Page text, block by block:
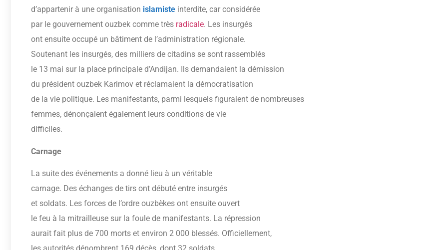
d’appartenir à une organisation islamiste interdite, car considérée
par le gouvernement ouzbek comme très radicale. Les insurgés
ont ensuite occupé un bâtiment de l’administration régionale.
Soutenant les insurgés, des milliers de citadins se sont rassemblés
le 13 mai sur la place principale d’Andijan. Ils demandaient la démission
du président ouzbek Karimov et réclamaient la démocratisation
de la vie politique. Les manifestants, parmi lesquels figuraient de nombreuses
femmes, dénonçaient également leurs conditions de vie
difficiles.
Carnage
La suite des événements a donné lieu à un véritable
carnage. Des échanges de tirs ont débuté entre insurgés
et soldats. Les forces de l’ordre ouzbèkes ont ensuite ouvert
le feu à la mitrailleuse sur la foule de manifestants. La répression
aurait fait plus de 700 morts et environ 2 000 blessés. Officiellement,